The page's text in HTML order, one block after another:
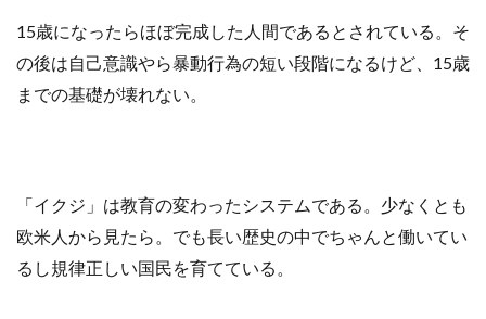
15歳になったらほぼ完成した人間であるとされている。そ
の後は自己意識やら暴動行為の短い段階になるけど、15歳
までの基礎が壊れない。
「イクジ」は教育の変わったシステムである。少なくとも
欧米人から見たら。でも長い歴史の中でちゃんと働いてい
るし規律正しい国民を育てている。